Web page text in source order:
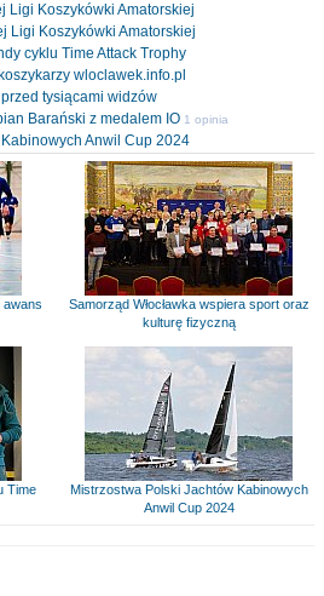
Ligi Koszykówki Amatorskiej
Ligi Koszykówki Amatorskiej
cyklu Time Attack Trophy
wloclawek.info.pl
tysiącami widzów
Barański z medalem IO 1 opinia
Anwil Cup 2024
awans
Samorząd Włocławka wspiera sport oraz
kulturę fizyczną
Time
Mistrzostwa Polski Jachtów Kabinowych
Anwil Cup 2024